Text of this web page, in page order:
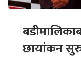
छायांकन